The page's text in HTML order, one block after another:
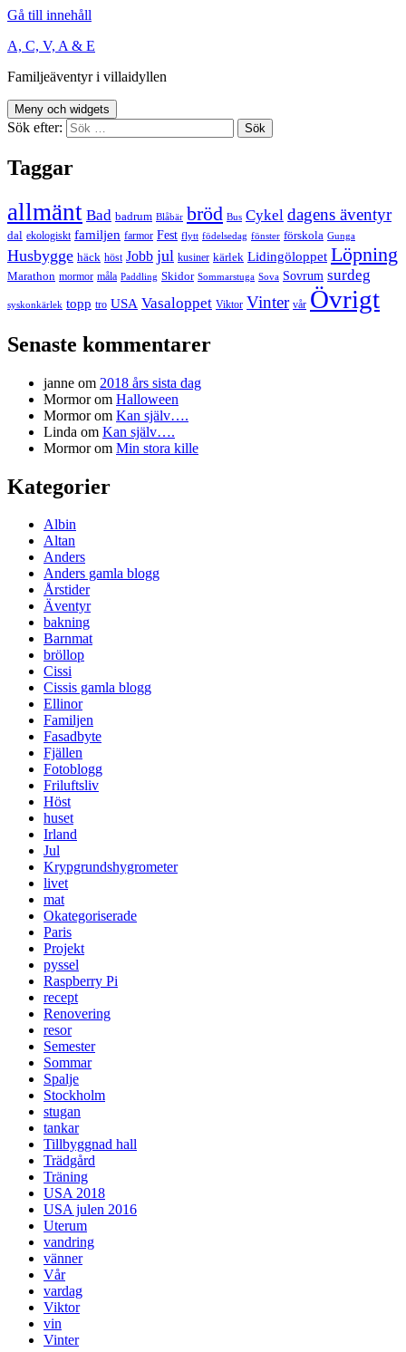
Gå till innehåll
A, C, V, A & E
Familjeäventyr i villaidyllen
Meny och widgets
Sök efter:
Taggar
allmänt Bad badrum Blåbär bröd Bus Cykel dagens äventyr
dal ekologiskt familjen farmor Fest flytt födelsedag fönster förskola Gunga
Husbygge häck höst Jobb jul kusiner kärlek Lidingöloppet Löpning
Marathon mormor måla Paddling Skidor Sommarstuga Sova Sovrum surdeg
syskonkärlek topp tro USA Vasaloppet Viktor Vinter vår Övrigt
Senaste kommentarer
janne om 2018 års sista dag
Mormorom Halloween
Mormorom Kan själv….
Linda om Kan själv….
Mormorom Min stora kille
Kategorier
Albin
Altan
Anders
Anders gamla blogg
Årstider
Äventyr
bakning
Barnmat
bröllop
Cissi
Cissis gamla blogg
Ellinor
Familjen
Fasadbyte
Fjällen
Fotoblogg
Friluftsliv
Höst
huset
Irland
Jul
Krypgrundshygrometer
livet
mat
Okategoriserade
Paris
Projekt
pyssel
Raspberry Pi
recept
Renovering
resor
Semester
Sommar
Spalje
Stockholm
stugan
tankar
Tillbyggnad hall
Trädgård
Träning
USA 2018
USA julen 2016
Uterum
vandring
vänner
Vår
vardag
Viktor
vin
Vinter